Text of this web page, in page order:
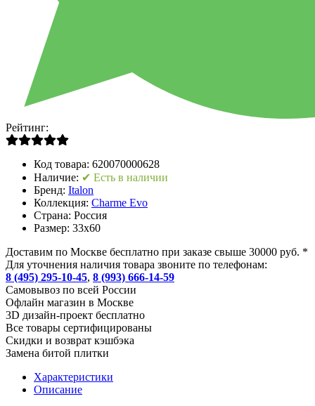
Рейтинг:
Код товара: 620070000628
Наличие: ✔ Есть в наличии
Бренд: Italon
Коллекция: Charme Evo
Страна: Россия
Размер: 33x60
Доставим по Москве бесплатно при заказе свыше 30000 руб. *
Для уточнения наличия товара звоните по телефонам:
8 (495) 295-10-45, 8 (993) 666-14-59
Cамовывоз по всей России
Офлайн магазин в Москве
3D дизайн-проект бесплатно
Все товары сертифицированы
Скидки и возврат кэшбэка
Замена битой плитки
Характеристики
Описание